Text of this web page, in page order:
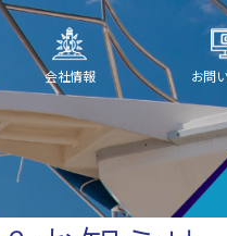
会社情報 お問